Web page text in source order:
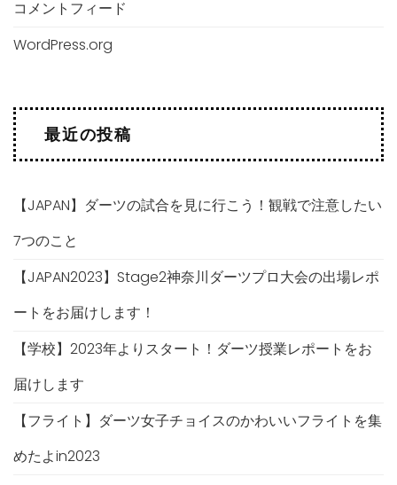
コメントフィード
WordPress.org
最近の投稿
【JAPAN】ダーツの試合を見に行こう！観戦で注意したい
7つのこと
【JAPAN2023】Stage2神奈川ダーツプロ大会の出場レポ
ートをお届けします！
【学校】2023年よりスタート！ダーツ授業レポートをお
届けします
【フライト】ダーツ女子チョイスのかわいいフライトを集
めたよin2023